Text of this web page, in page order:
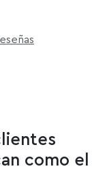
como el